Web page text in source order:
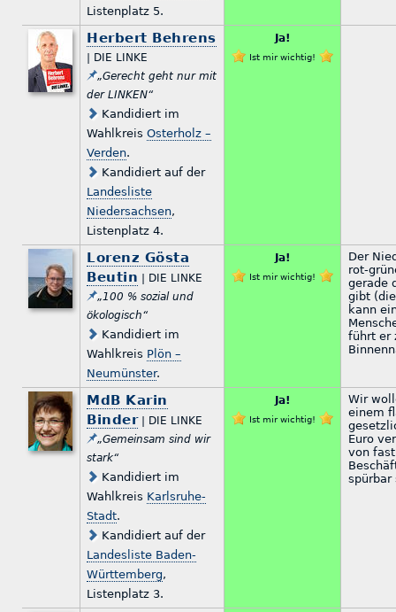
Listenplatz 5.
Herbert Behrens
| DIE LINKE
„Gerecht geht nur mit
der LINKEN“
Kandidiert im
WahlkreisOsterholz –
Verden.
Kandidiert auf der
Landesliste
Niedersachsen,
Listenplatz 4.
Ja!
Ist mir wichtig!
Lorenz Gösta
Beutin | DIE LINKE
„100 % sozial und
ökologisch“
Kandidiert im
Wahlkreis Plön –
Neumünster.
Ja!
Ist mir wichtig!
Der
rot-
gerade
gibt
kann
führt er
MdB Karin
Binder| DIE LINKE
„Gemeinsam sind wir
stark“
Kandidiert im
Wahlkreis Karlsruhe-
Stadt.
Kandidiert auf der
Landesliste Baden-
Württemberg,
Listenplatz 3.
Ja!
Ist mir wichtig!
Wir
einem
Euro
von
spürbar